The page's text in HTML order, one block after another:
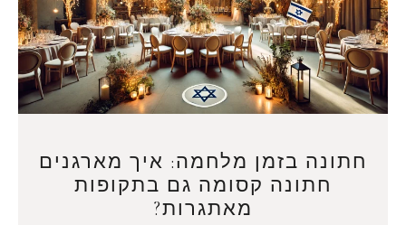
חתונה בזמן מלחמה: איך מארגנים
חתונה קסומה גם בתקופות
מאתגרות?